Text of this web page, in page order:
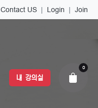
Join
|
Login
|
Contact US
내 강의실
0